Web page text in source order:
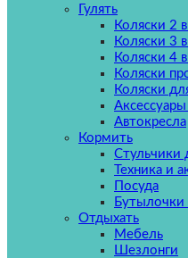
Гулять
Коляски 2
Коляски 3
Коляски 4
Коляски
Коляски
Автокресла
Кормить
Стульчики
Техника и
Посуда
Бутылочки
Отдыхать
Мебель
Шезлонги